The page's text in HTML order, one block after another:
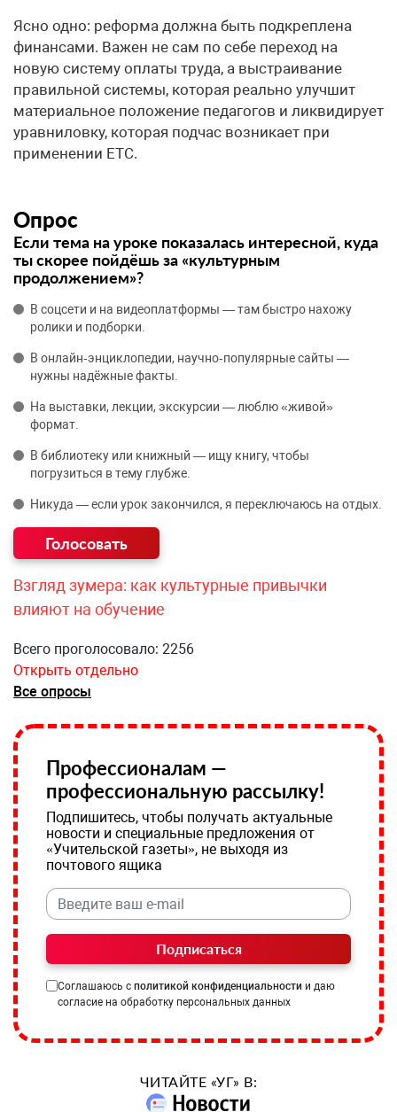
Ясно одно: реформа должна быть подкреплена
финансами. Важен не сам по себе переход на
новую систему оплаты труда, а выстраивание
правильной системы, которая реально улучшит
материальное положение педагогов и ликвидирует
уравниловку, которая подчас возникает при
применении ЕТС.
Опрос
Если тема на уроке показалась интересной, куда
ты скорее пойдёшь за «культурным
продолжением»?
В соцсети и на видеоплатформы — там быстро нахожу
ролики и подборки.
В онлайн‑энциклопедии, научно‑популярные сайты —
нужны надёжные факты.
На выставки, лекции, экскурсии — люблю «живой»
формат.
В библиотеку или книжный — ищу книгу, чтобы
погрузиться в тему глубже.
Никуда — если урок закончился, я переключаюсь на отдых.
Взгляд зумера: как культурные привычки
влияют на обучение
Всего проголосовало: 2256
Открыть отдельно
Все опросы
Профессионалам —
профессиональную рассылку!
Подпишитесь, чтобы получать актуальные
новости и специальные предложения от
«Учительской газеты», не выходя из
почтового ящика
Подписаться
Соглашаюсь с политикой конфиденциальности и даю
согласие на обработку персональных данных
ЧИТАЙТЕ «УГ» В: